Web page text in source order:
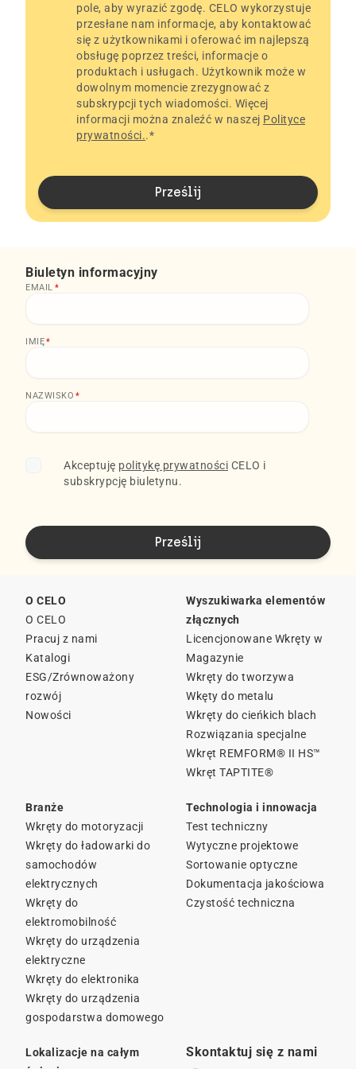
pole, aby wyrazić zgodę. CELO wykorzystuje
przesłane nam informacje, aby kontaktować
się z użytkownikami i oferować im najlepszą
obsługę poprzez treści, informacje o
produktach i usługach. Użytkownik może w
dowolnym momencie zrezygnować z
subskrypcji tych wiadomości. Więcej
informacji można znaleźć w naszej Polityce
prywatności..*
Biuletyn informacyjny
EMAIL *
IMIĘ*
NAZWISKO *
Akceptuję politykę prywatności CELO i
subskrypcję biuletynu.
O CELO
O CELO
Pracuj z nami
Katalogi
ESG/Zrównoważony
rozwój
Nowości
Wyszukiwarka elementów
złącznych
Licencjonowane Wkręty w
Magazynie
Wkręty do tworzywa
Wkęty do metalu
Wkręty do cieńkich blach
Rozwiązania specjalne
Wkręt REMFORM® II HS™
Wkręt TAPTITE®
Branże
Wkręty do motoryzacji
Wkręty do ładowarki do
samochodów
elektrycznych
Wkręty do
elektromobilność
Wkręty do urządzenia
elektryczne
Wkręty do elektronika
Wkręty do urządzenia
gospodarstwa domowego
Technologia i innowacja
Test techniczny
Wytyczne projektowe
Sortowanie optyczne
Dokumentacja jakościowa
Czystość techniczna
Lokalizacje na całym
Skontaktuj się z nami